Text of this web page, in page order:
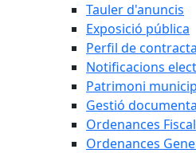
Tauler d'anuncis
Exposició pública
Perfil de
Notificacions
Patrimoni
Gestió
Ordenances
Ordenances